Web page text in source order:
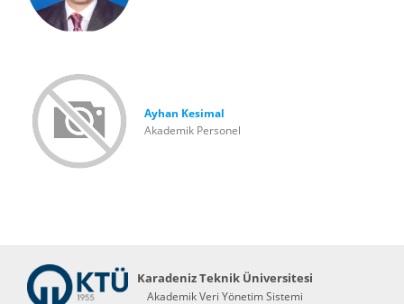
Ayhan Kesimal
Akademik Personel
Karadeniz Teknik Üniversitesi
Akademik Veri Yönetim Sistemi